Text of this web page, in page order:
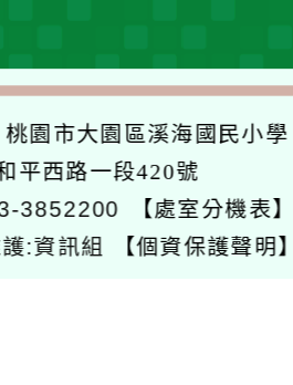
桃園市大園區溪海國民小學
平西路一段420號
3852200 【處室分機表】
:資訊組 【個資保護聲明】